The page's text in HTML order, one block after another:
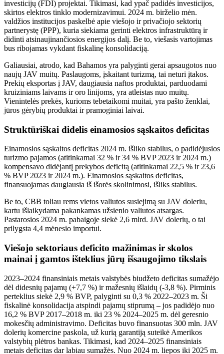
investicijų (FDI) projektai. Tikimasi, kad ypač padidės investicijos,
skirtos elektros tinklo modernizavimui. 2024 m. birželio mėn.
valdžios institucijos paskelbė apie viešojo ir privačiojo sektorių
partnerystę (PPP), kuria siekiama gerinti elektros infrastruktūrą ir
didinti atsinaujinančiosios energijos dalį. Be to, viešasis vartojimas
bus ribojamas vykdant fiskalinę konsolidaciją.
Galiausiai, atrodo, kad Bahamos yra palyginti gerai apsaugotos nuo
naujų JAV muitų. Paslaugoms, įskaitant turizmą, tai neturi įtakos.
Prekių eksportas į JAV, daugiausia naftos produktai, parduodami
kruiziniams laivams ir oro linijoms, yra atleistas nuo muitų.
Vienintelės prekės, kurioms tebetaikomi muitai, yra pašto ženklai,
jūros gėrybių produktai ir pramoginiai laivai.
Struktūriškai didelis einamosios sąskaitos deficitas
Einamosios sąskaitos deficitas 2024 m. išliko stabilus, o padidėjusios
turizmo pajamos (atitinkamai 32 % ir 34 % BVP 2023 ir 2024 m.)
kompensavo didėjantį prekybos deficitą (atitinkamai 22,5 % ir 23,6
% BVP 2023 ir 2024 m.). Einamosios sąskaitos deficitas,
finansuojamas daugiausia iš išorės skolinimosi, išliks stabilus.
Be to, CBB toliau rems vietos valiutos susiejimą su JAV doleriu,
kartu išlaikydama pakankamas užsienio valiutos atsargas.
Pastarosios 2024 m. pabaigoje siekė 2,6 mlrd. JAV dolerių, o tai
prilygsta 4,4 mėnesio importui.
Viešojo sektoriaus deficito mažinimas ir skolos
mainai į gamtos išteklius jūrų išsaugojimo tikslais
2023–2024 finansiniais metais valstybės biudžeto deficitas sumažėjo
dėl didesnių pajamų (+7,7 %) ir mažesnių išlaidų (-3,8 %). Pirminis
perteklius siekė 2,9 % BVP, palyginti su 0,3 % 2022–2023 m. Ši
fiskalinė konsolidacija atspindi pajamų stiprumą – jos padidėjo nuo
16,2 % BVP 2017–2018 m. iki 23 % 2024–2025 m. dėl geresnio
mokesčių administravimo. Deficitas buvo finansuotas 300 mln. JAV
dolerių komercine paskola, už kurią garantiją suteikė Amerikos
valstybių plėtros bankas. Tikimasi, kad 2024–2025 finansiniais
metais deficitas dar labiau sumažės. Nuo 2024 m. liepos iki 2025 m.